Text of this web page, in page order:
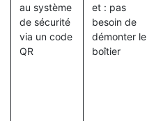
au système
de sécurité
via un code
QR
et : pas
besoin de
démonter le
boîtier